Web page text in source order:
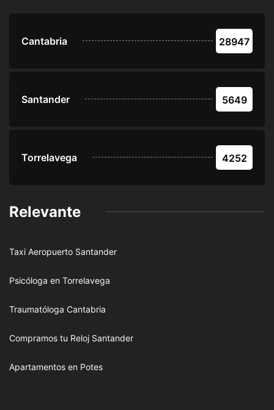
Cantabria 28947
Santander 5649
Torrelavega 4252
Relevante
Taxi Aeropuerto Santander
Psicóloga en Torrelavega
Traumatóloga Cantabria
Compramos tu Reloj Santander
Apartamentos en Potes